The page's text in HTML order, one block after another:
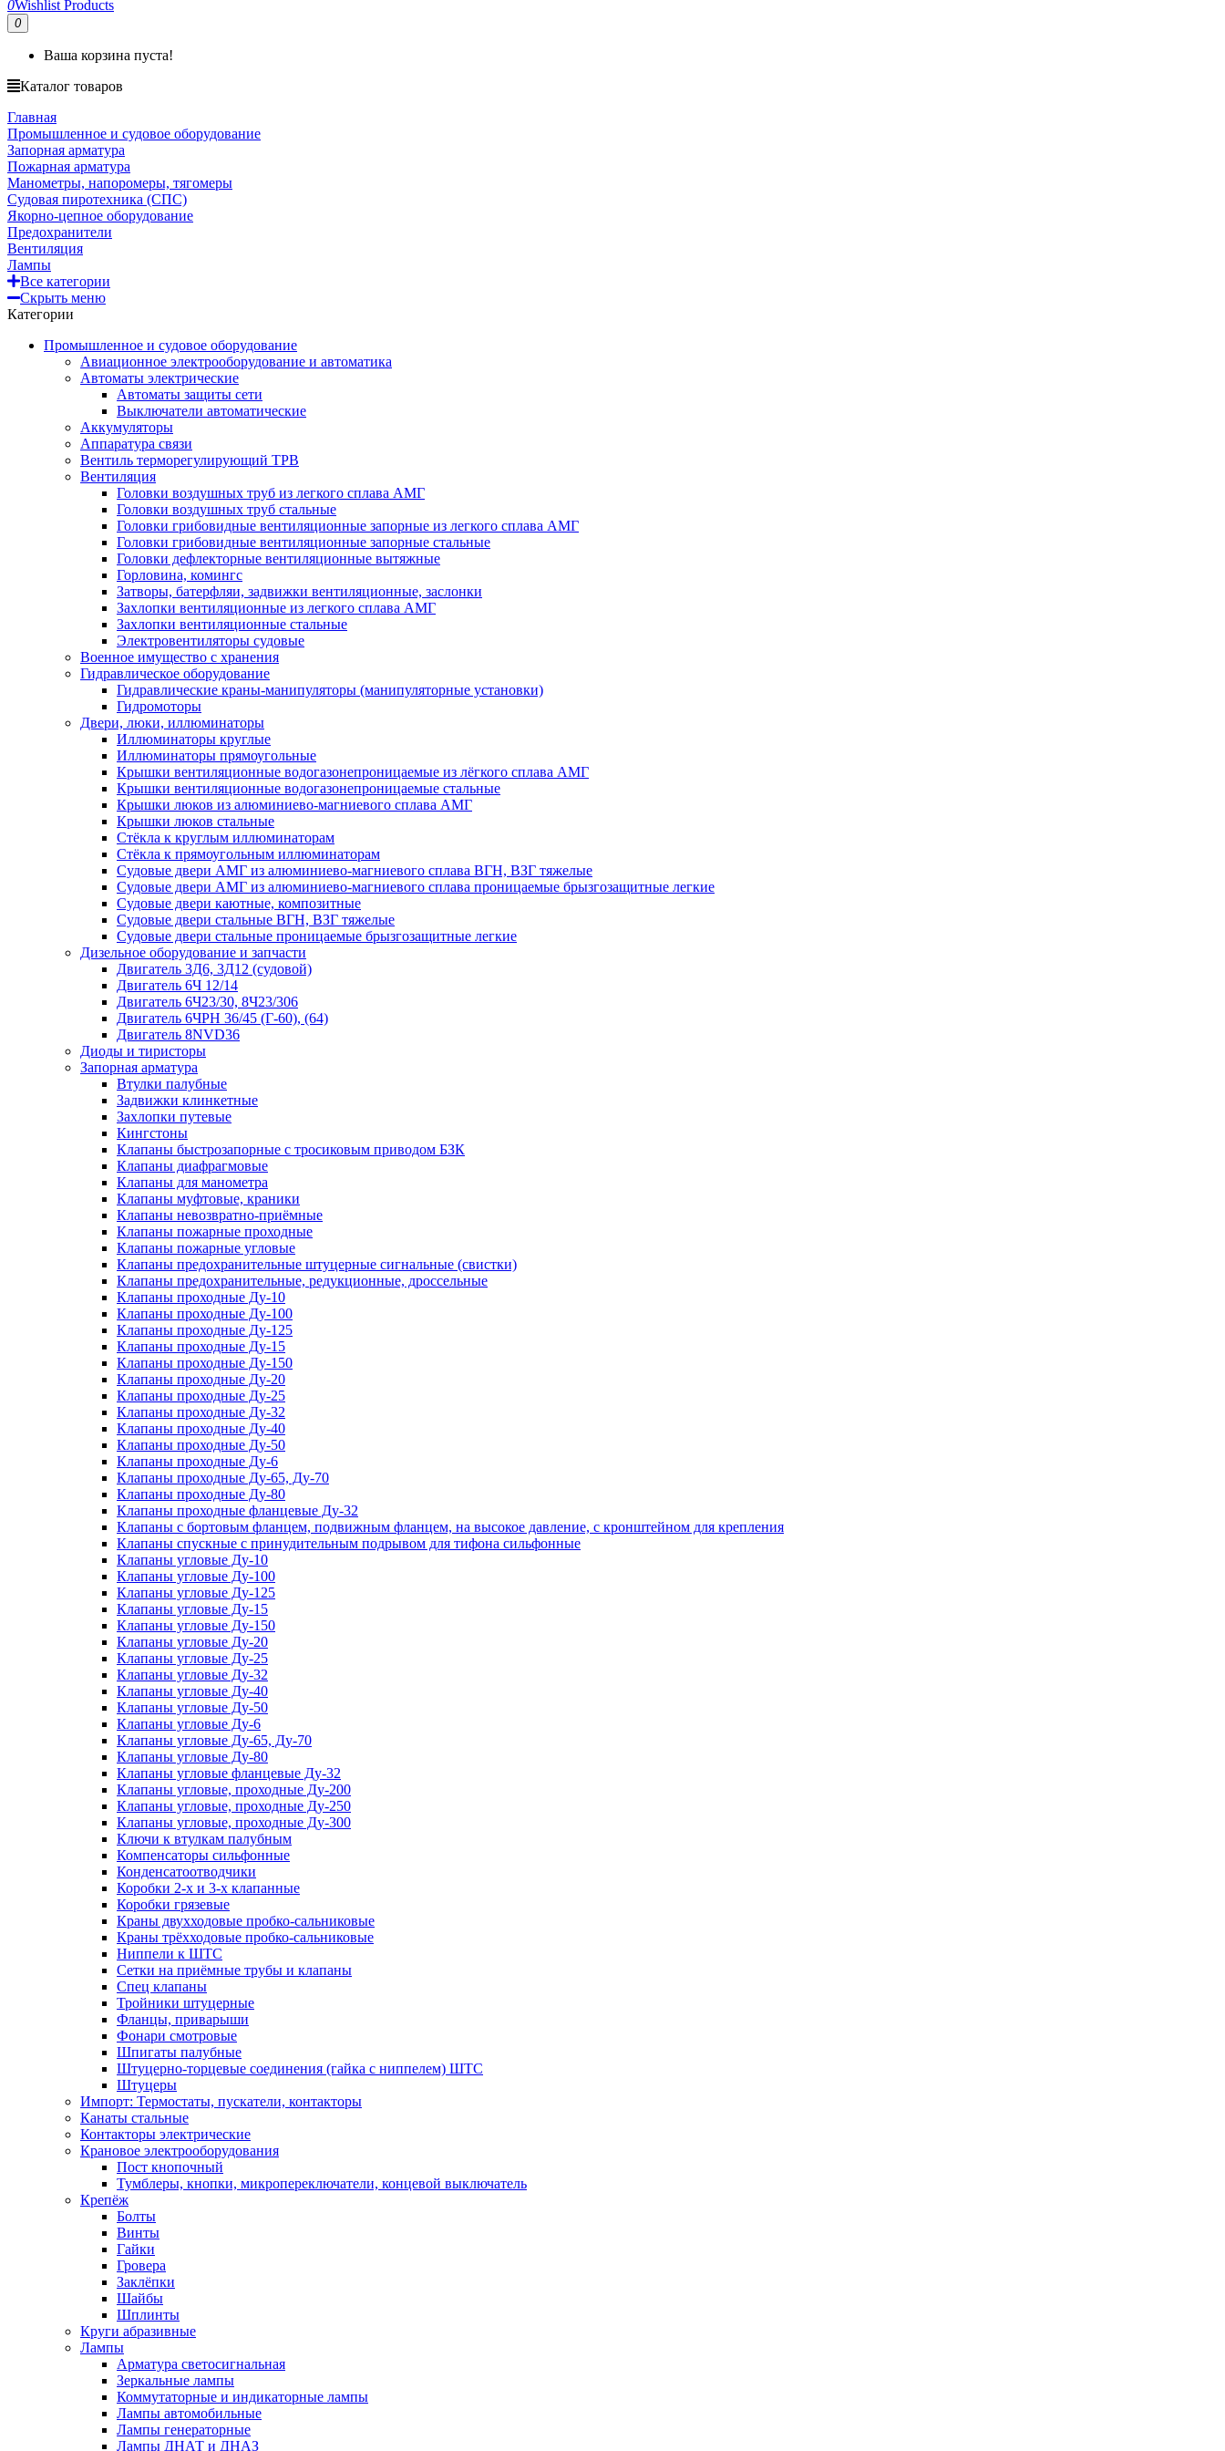
0Wishlist Products
0
Ваша корзина пуста!
Каталог товаров
Главная
Промышленное и судовое оборудование
Запорная арматура
Пожарная арматура
Манометры, напоромеры, тягомеры
Судовая пиротехника (СПС)
Якорно-цепное оборудование
Предохранители
Вентиляция
Лампы
Все категории
Скрыть меню
Категории
Промышленное и судовое оборудование
Авиационное электрооборудование и автоматика
Автоматы электрические
Автоматы защиты сети
Выключатели автоматические
Аккумуляторы
Аппаратура связи
Вентиль терморегулирующий ТРВ
Вентиляция
Головки воздушных труб из легкого сплава АМГ
Головки воздушных труб стальные
Головки грибовидные вентиляционные запорные из легкого сплава АМГ
Головки грибовидные вентиляционные запорные стальные
Головки дефлекторные вентиляционные вытяжные
Горловина, комингс
Затворы, батерфляи, задвижки вентиляционные, заслонки
Захлопки вентиляционные из легкого сплава АМГ
Захлопки вентиляционные стальные
Электровентиляторы судовые
Военное имущество с хранения
Гидравлическое оборудование
Гидравлические краны-манипуляторы (манипуляторные установки)
Гидромоторы
Двери, люки, иллюминаторы
Иллюминаторы круглые
Иллюминаторы прямоугольные
Крышки вентиляционные водогазонепроницаемые из лёгкого сплава АМГ
Крышки вентиляционные водогазонепроницаемые стальные
Крышки люков из алюминиево-магниевого сплава АМГ
Крышки люков стальные
Стёкла к круглым иллюминаторам
Стёкла к прямоугольным иллюминаторам
Судовые двери АМГ из алюминиево-магниевого сплава ВГН, ВЗГ тяжелые
Судовые двери АМГ из алюминиево-магниевого сплава проницаемые брызгозащитные легкие
Судовые двери каютные, композитные
Судовые двери стальные ВГН, ВЗГ тяжелые
Судовые двери стальные проницаемые брызгозащитные легкие
Дизельное оборудование и запчасти
Двигатель 3Д6, 3Д12 (судовой)
Двигатель 6Ч 12/14
Двигатель 6Ч23/30, 8Ч23/306
Двигатель 6ЧРН 36/45 (Г-60), (64)
Двигатель 8NVD36
Диоды и тиристоры
Запорная арматура
Втулки палубные
Задвижки клинкетные
Захлопки путевые
Кингстоны
Клапаны быстрозапорные с тросиковым приводом БЗК
Клапаны диафрагмовые
Клапаны для манометра
Клапаны муфтовые, краники
Клапаны невозвратно-приёмные
Клапаны пожарные проходные
Клапаны пожарные угловые
Клапаны предохранительные штуцерные сигнальные (свистки)
Клапаны предохранительные, редукционные, дроссельные
Клапаны проходные Ду-10
Клапаны проходные Ду-100
Клапаны проходные Ду-125
Клапаны проходные Ду-15
Клапаны проходные Ду-150
Клапаны проходные Ду-20
Клапаны проходные Ду-25
Клапаны проходные Ду-32
Клапаны проходные Ду-40
Клапаны проходные Ду-50
Клапаны проходные Ду-6
Клапаны проходные Ду-65, Ду-70
Клапаны проходные Ду-80
Клапаны проходные фланцевые Ду-32
Клапаны с бортовым фланцем, подвижным фланцем, на высокое давление, с кронштейном для крепления
Клапаны спускные с принудительным подрывом для тифона сильфонные
Клапаны угловые Ду-10
Клапаны угловые Ду-100
Клапаны угловые Ду-125
Клапаны угловые Ду-15
Клапаны угловые Ду-150
Клапаны угловые Ду-20
Клапаны угловые Ду-25
Клапаны угловые Ду-32
Клапаны угловые Ду-40
Клапаны угловые Ду-50
Клапаны угловые Ду-6
Клапаны угловые Ду-65, Ду-70
Клапаны угловые Ду-80
Клапаны угловые фланцевые Ду-32
Клапаны угловые, проходные Ду-200
Клапаны угловые, проходные Ду-250
Клапаны угловые, проходные Ду-300
Ключи к втулкам палубным
Компенсаторы сильфонные
Конденсатоотводчики
Коробки 2-х и 3-х клапанные
Коробки грязевые
Краны двухходовые пробко-сальниковые
Краны трёхходовые пробко-сальниковые
Ниппели к ШТС
Сетки на приёмные трубы и клапаны
Спец клапаны
Тройники штуцерные
Фланцы, приварыши
Фонари смотровые
Шпигаты палубные
Штуцерно-торцевые соединения (гайка с ниппелем) ШТС
Штуцеры
Импорт: Термостаты, пускатели, контакторы
Канаты стальные
Контакторы электрические
Крановое электрооборудования
Пост кнопочный
Тумблеры, кнопки, микропереключатели, концевой выключатель
Крепёж
Болты
Винты
Гайки
Гровера
Заклёпки
Шайбы
Шплинты
Круги абразивные
Лампы
Арматура светосигнальная
Зеркальные лампы
Коммутаторные и индикаторные лампы
Лампы автомобильные
Лампы генераторные
Лампы ДНАТ и ДНАЗ